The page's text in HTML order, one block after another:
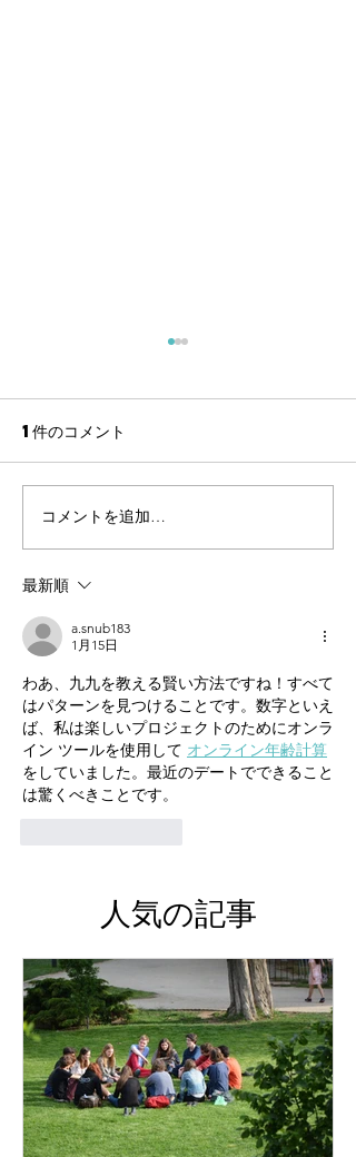
2022年度 公演振り返
り
1件のコメント
コメントを追加…
最新順
a.snub183
1月15日
わあ、九九を教える賢い方法ですね！すべて
はパターンを見つけることです。数字といえ
ば、私は楽しいプロジェクトのためにオンラ
イン ツールを使用して オンライン年齢計算
をしていました。最近のデートでできること
は驚くべきことです。
人気の記事